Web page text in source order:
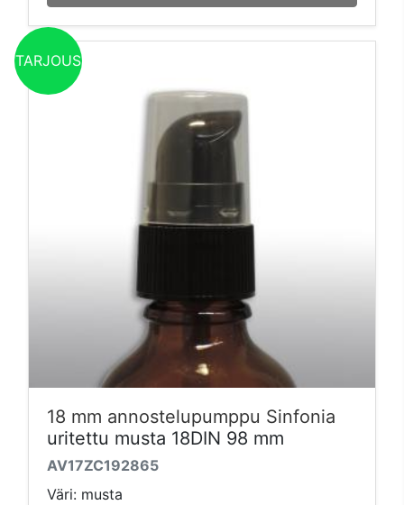
18 mm annostelupumppu Sinfonia
uritettu musta 18DIN 98 mm
AV17ZC192865
Väri: musta
TARJOUS